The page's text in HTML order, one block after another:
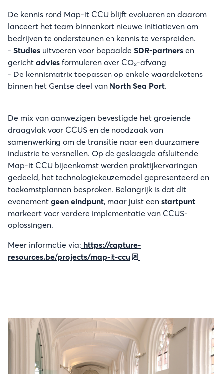
De kennis rond Map-it CCU blijft evolueren en daarom
lanceert het team binnenkort nieuwe initiatieven om
bedrijven te ondersteunen en kennis te verspreiden.
- Studies uitvoeren voor bepaalde SDR-partners en
gericht advies formuleren over CO₂-afvang.
- De kennismatrix toepassen op enkele waardeketens
binnen het Gentse deel van North Sea Port.
De mix van aanwezigen bevestigde het groeiende
draagvlak voor CCUS en de noodzaak van
samenwerking om de transitie naar een duurzamere
industrie te versnellen. Op de geslaagde afsluitende
Map-it CCU bijeenkomst werden praktijkervaringen
gedeeld, het technologiekeuzemodel gepresenteerd en
toekomstplannen besproken. Belangrijk is dat dit
evenement geen eindpunt, maar juist een startpunt
markeert voor verdere implementatie van CCUS-
oplossingen.
Meer informatie via: https://capture-
resources.be/projects/map-it-ccu
Afbeelding